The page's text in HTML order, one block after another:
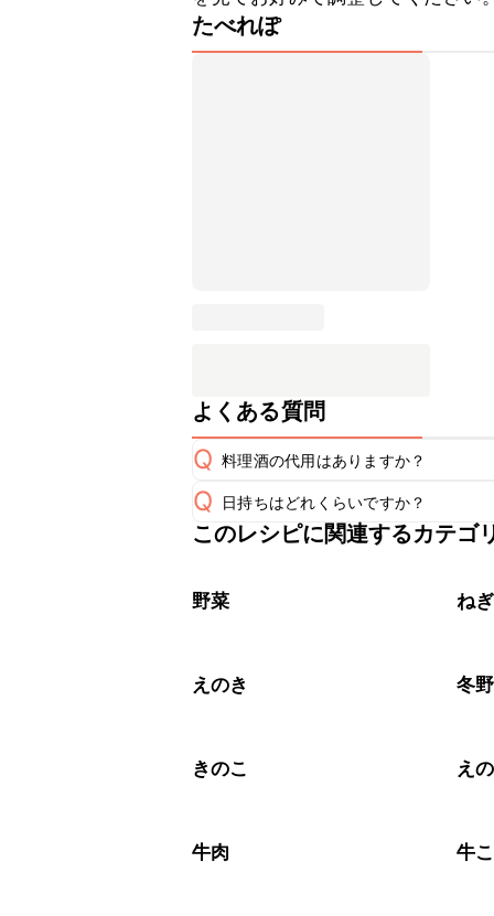
たべれぽ
よくある質問
Q 料理酒の代用はありますか？
A
Q 日持ちはどれくらいですか？
保存期間は冷蔵で翌日中が目安です
※日持ちは目安です。
このレシピに関連するカテゴ
野菜 ね
えのき 冬
きのこ え
牛肉 牛